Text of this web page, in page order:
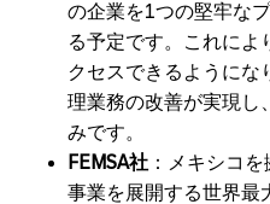
の企業を1つの堅牢な
る予定です。これによ
クセスできるようにな
理業務の改善が実現し
みです。
FEMSA社 ：メキシコ
事業を展開する世界最